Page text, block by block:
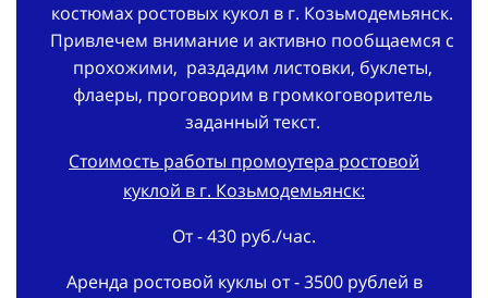
костюмах ростовых кукол в г. Козьмодемьянск.
Привлечем внимание и активно пообщаемся с
прохожими, раздадим листовки, буклеты,
флаеры, проговорим в громкоговоритель
заданный текст.
Стоимость работы промоутера ростовой
куклой в г. Козьмодемьянск:
От - 430 руб./час.
Аренда ростовой куклы от - 3500 рублей в